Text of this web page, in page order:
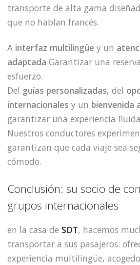
transporte de alta gama
que no hablan francés.
A interfaz multilingüe y un
adaptada Garantizar una
esfuerzo.
Del guías personalizadas, del
internacionales y un bienvenida
garantizar una experiencia
Nuestros conductores
garantizan que cada viaje sea
cómodo.
Conclusión: su socio de
grupos internacionales
en la casa de SDT, hacemos
transportar a sus pasajeros:
experiencia multilingüe,